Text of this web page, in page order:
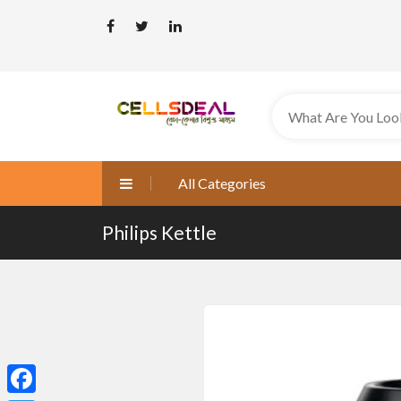
All Categories
Philips Kettle